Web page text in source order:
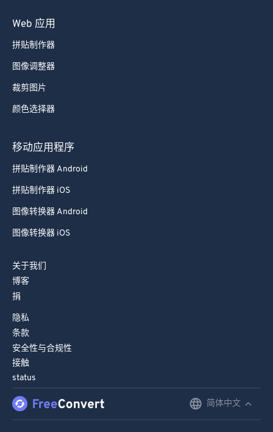
Web 应用
拼贴制作器
图像调整器
裁剪图片
颜色选择器
移动应用程序
拼贴制作器 Android
拼贴制作器 iOS
图像转换器 Android
图像转换器 iOS
关于我们
博客
捐
隐私
条款
安全性与合规性
接触
status
简体中文